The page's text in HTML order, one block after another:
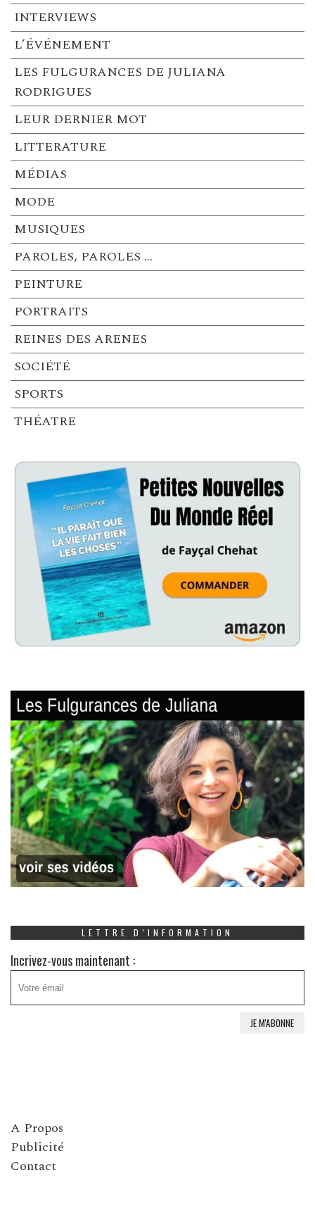
INTERVIEWS
L’ÉVÉNEMENT
LES FULGURANCES DE JULIANA
RODRIGUES
LEUR DERNIER MOT
LITTERATURE
MÉDIAS
MODE
MUSIQUES
PAROLES, PAROLES …
PEINTURE
PORTRAITS
REINES DES ARENES
SOCIÉTÉ
SPORTS
THÉATRE
LETTRE D’INFORMATION
Incrivez-vous maintenant :
A Propos
Publicité
Contact